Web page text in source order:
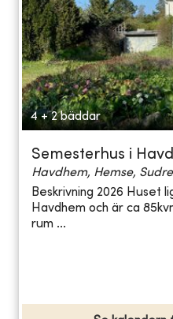
4 + 2 bäddar
Semesterhus i
Havdhem, Hemse,
Beskrivning 2026 Huset
Havdhem och är ca
rum ...